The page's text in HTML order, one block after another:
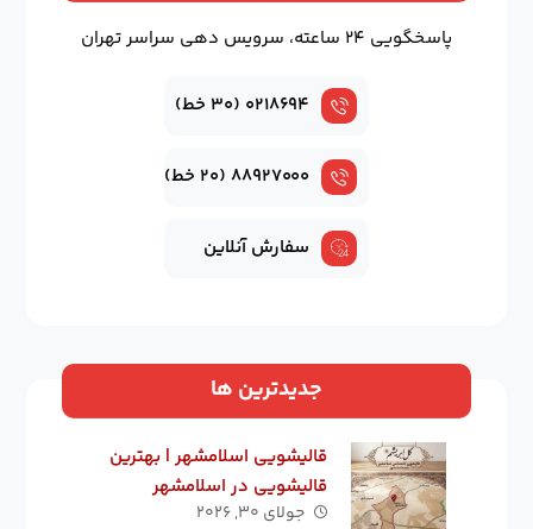
پاسخگویی ۲۴ ساعته، سرویس دهی سراسر تهران
۰۲۱۸۶۹۴ (۳۰ خط)
۸۸۹۲۷۰۰۰ (۲۰ خط)
سفارش آنلاین
جدیدترین ها
قالیشویی اسلامشهر | بهترین
قالیشویی در اسلامشهر
جولای ۳۰, ۲۰۲۶